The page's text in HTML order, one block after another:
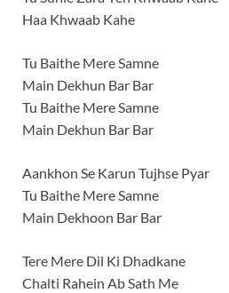
Haa Khwaab Kahe
Tu Baithe Mere Samne
Main Dekhun Bar Bar
Tu Baithe Mere Samne
Main Dekhun Bar Bar
Aankhon Se Karun Tujhse Pyar
Tu Baithe Mere Samne
Main Dekhoon Bar Bar
Tere Mere Dil Ki Dhadkane
Chalti Rahein Ab Sath Me